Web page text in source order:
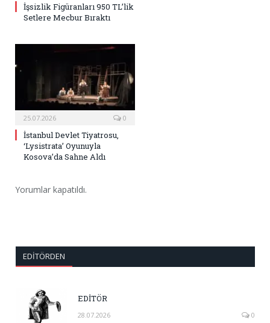
İşsizlik Figüranları 950 TL’lik
Setlere Mecbur Bıraktı
25.07.2026 0
İstanbul Devlet Tiyatrosu,
‘Lysistrata’ Oyunuyla
Kosova’da Sahne Aldı
Yorumlar kapatıldı.
EDITÖRDEN
EDİTÖR
28.07.2026 0